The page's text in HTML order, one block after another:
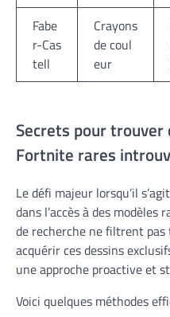
Fabe
r-Cas
tell
Crayons
de coul
eur
Secrets pour trouver
Fortnite rares
Le défi majeur lorsqu’il
dans l’accès à des
de recherche ne filtrent
acquérir ces dessins
une approche proactive et
Voici quelques méthodes